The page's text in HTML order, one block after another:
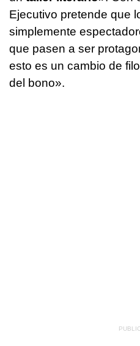
Ejecutivo pretende que
simplemente
que pasen a ser
esto es un cambio de
del bono».